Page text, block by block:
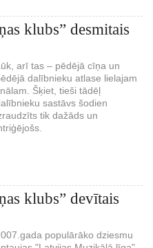
klubs” desmitais
arī tas – pēdējā cīņa un
dalībnieku atlase lielajam
Šķiet, tieši tādēļ
sastāvs šodien
tik dažāds un
klubs” devītais
populārāko dziesmu